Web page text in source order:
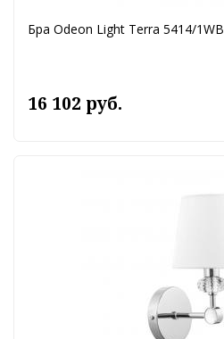
Бра Odeon Light Terra 5414/1WB
16 102 руб.